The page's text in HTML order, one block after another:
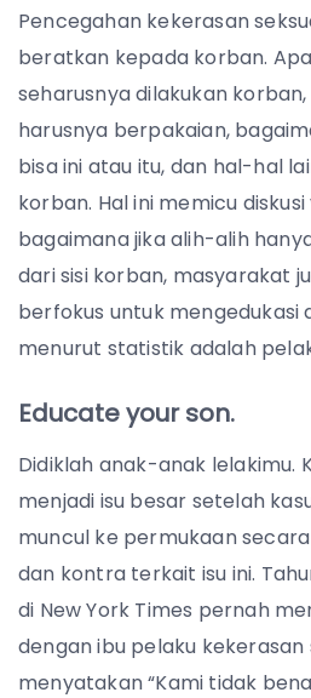
Pencegahan kekerasan
beratkan kepada korban.
seharusnya dilakukan
harusnya berpakaian,
bisa ini atau itu, dan hal-hal
korban. Hal ini memicu
bagaimana jika alih-alih
dari sisi korban, masyarakat
berfokus untuk mengedukasi
menurut statistik adalah
Educate your son.
Didiklah anak-anak lelakimu.
menjadi isu besar setelah
muncul ke permukaan
dan kontra terkait isu ini.
di New York Times pernah
dengan ibu pelaku kekerasan
menyatakan “Kami tidak